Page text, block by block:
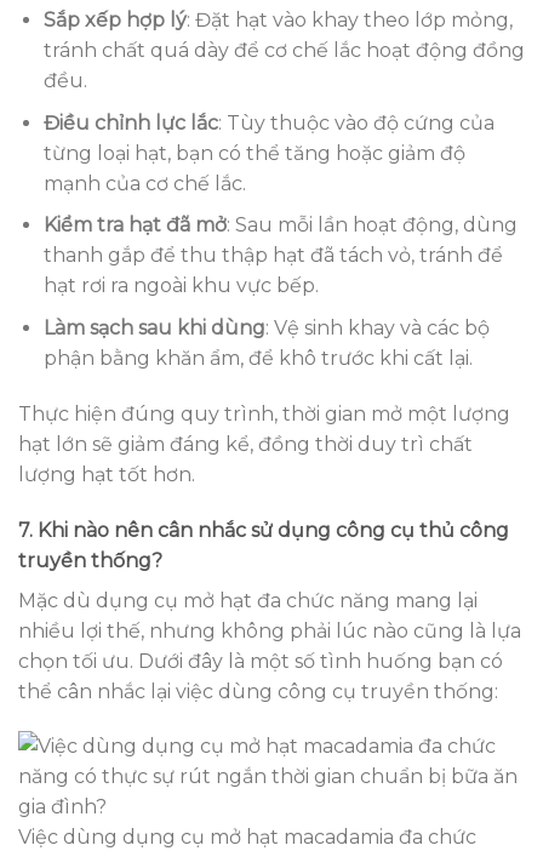
Sắp xếp hợp lý: Đặt hạt vào khay theo lớp mỏng,
tránh chất quá dày để cơ chế lắc hoạt động đồng
đều.
Điều chỉnh lực lắc: Tùy thuộc vào độ cứng của
từng loại hạt, bạn có thể tăng hoặc giảm độ
mạnh của cơ chế lắc.
Kiểm tra hạt đã mở: Sau mỗi lần hoạt động, dùng
thanh gắp để thu thập hạt đã tách vỏ, tránh để
hạt rơi ra ngoài khu vực bếp.
Làm sạch sau khi dùng: Vệ sinh khay và các bộ
phận bằng khăn ẩm, để khô trước khi cất lại.
Thực hiện đúng quy trình, thời gian mở một lượng
hạt lớn sẽ giảm đáng kể, đồng thời duy trì chất
lượng hạt tốt hơn.
7. Khi nào nên cân nhắc sử dụng công cụ thủ công
truyền thống?
Mặc dù dụng cụ mở hạt đa chức năng mang lại
nhiều lợi thế, nhưng không phải lúc nào cũng là lựa
chọn tối ưu. Dưới đây là một số tình huống bạn có
thể cân nhắc lại việc dùng công cụ truyền thống:
Việc dùng dụng cụ mở hạt macadamia đa chức